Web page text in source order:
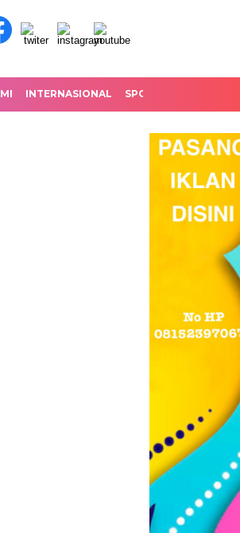
INTERNASIONAL SPORT